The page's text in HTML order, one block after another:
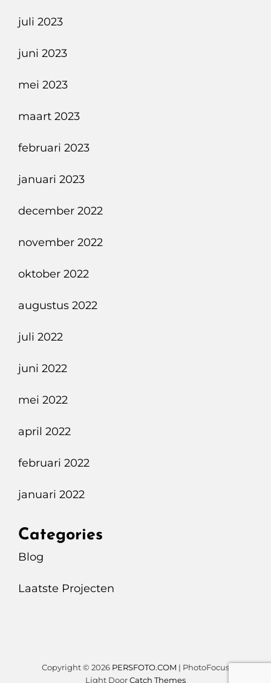
juli 2023
juni 2023
mei 2023
maart 2023
februari 2023
januari 2023
december 2022
november 2022
oktober 2022
augustus 2022
juli 2022
juni 2022
mei 2022
april 2022
februari 2022
januari 2022
Categories
Blog
Laatste Projecten
Copyright © 2026 PERSFOTO.COM | PhotoFocus
Light DoorCatch Themes